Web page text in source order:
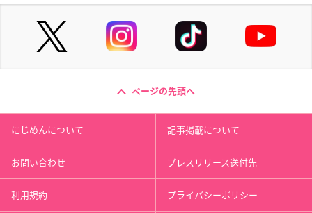
ページの先頭へ
にじめんについて 記事掲載について
お問い合わせ プレスリリース送付先
利用規約 プライバシーポリシー